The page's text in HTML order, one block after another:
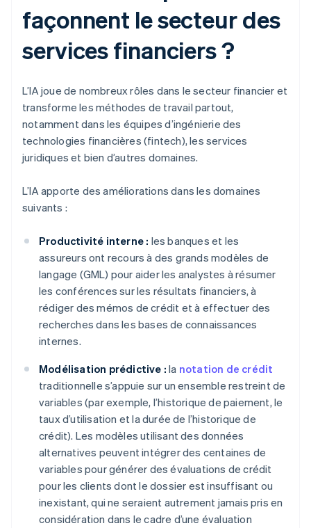
façonnent le secteur des
services financiers ?
L’IA joue de nombreux rôles dans le secteur financier et
transforme les méthodes de travail partout,
notamment dans les équipes d’ingénierie des
technologies financières (fintech), les services
juridiques et bien d’autres domaines.
L’IA apporte des améliorations dans les domaines
suivants :
Productivité interne : les banques et les
assureurs ont recours à des grands modèles de
langage (GML) pour aider les analystes à résumer
les conférences sur les résultats financiers, à
rédiger des mémos de crédit et à effectuer des
recherches dans les bases de connaissances
internes.
Modélisation prédictive : la notation de crédit
traditionnelle s’appuie sur un ensemble restreint de
variables (par exemple, l’historique de paiement, le
taux d’utilisation et la durée de l’historique de
crédit). Les modèles utilisant des données
alternatives peuvent intégrer des centaines de
variables pour générer des évaluations de crédit
pour les clients dont le dossier est insuffisant ou
inexistant, qui ne seraient autrement jamais pris en
considération dans le cadre d’une évaluation